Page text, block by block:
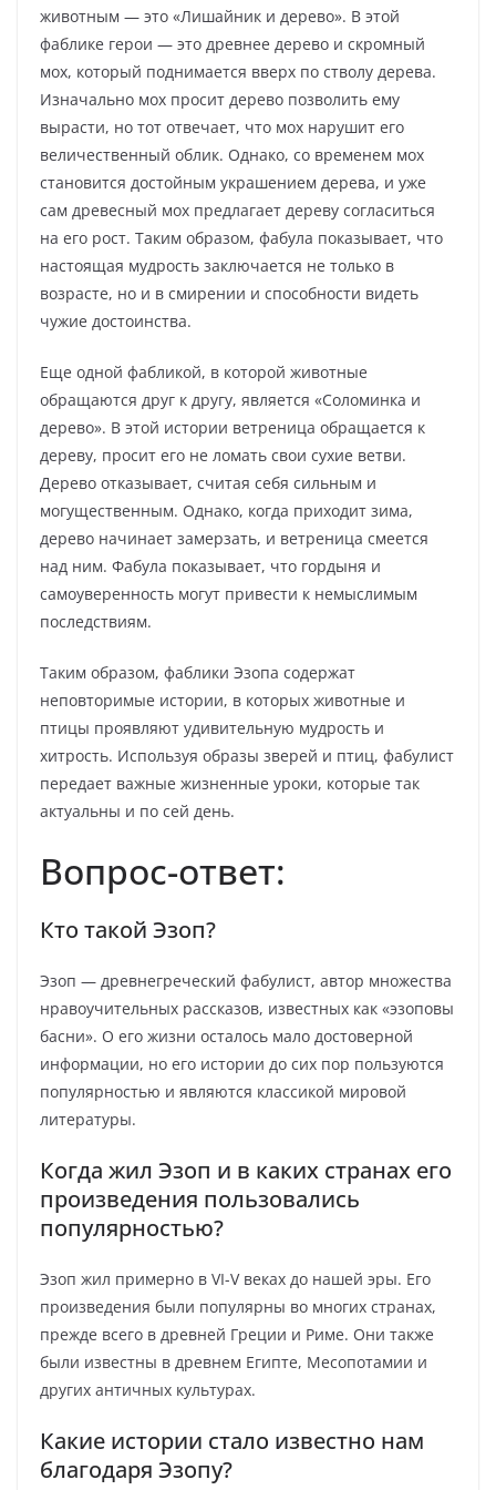
животным — это «Лишайник и дерево». В этой
фаблике герои — это древнее дерево и скромный
мох, который поднимается вверх по стволу дерева.
Изначально мох просит дерево позволить ему
вырасти, но тот отвечает, что мох нарушит его
величественный облик. Однако, со временем мох
становится достойным украшением дерева, и уже
сам древесный мох предлагает дереву согласиться
на его рост. Таким образом, фабула показывает, что
настоящая мудрость заключается не только в
возрасте, но и в смирении и способности видеть
чужие достоинства.
Еще одной фабликой, в которой животные
обращаются друг к другу, является «Соломинка и
дерево». В этой истории ветреница обращается к
дереву, просит его не ломать свои сухие ветви.
Дерево отказывает, считая себя сильным и
могущественным. Однако, когда приходит зима,
дерево начинает замерзать, и ветреница смеется
над ним. Фабула показывает, что гордыня и
самоуверенность могут привести к немыслимым
последствиям.
Таким образом, фаблики Эзопа содержат
неповторимые истории, в которых животные и
птицы проявляют удивительную мудрость и
хитрость. Используя образы зверей и птиц, фабулист
передает важные жизненные уроки, которые так
актуальны и по сей день.
Вопрос-ответ:
Кто такой Эзоп?
Эзоп — древнегреческий фабулист, автор множества
нравоучительных рассказов, известных как «эзоповы
басни». О его жизни осталось мало достоверной
информации, но его истории до сих пор пользуются
популярностью и являются классикой мировой
литературы.
Когда жил Эзоп и в каких странах его
произведения пользовались
популярностью?
Эзоп жил примерно в VI-V веках до нашей эры. Его
произведения были популярны во многих странах,
прежде всего в древней Греции и Риме. Они также
были известны в древнем Египте, Месопотамии и
других античных культурах.
Какие истории стало известно нам
благодаря Эзопу?